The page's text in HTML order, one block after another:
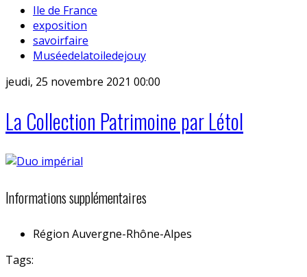
Ile de France
exposition
savoirfaire
Muséedelatoiledejouy
jeudi, 25 novembre 2021 00:00
La Collection Patrimoine par Létol
Informations supplémentaires
Région Auvergne-Rhône-Alpes
Tags: